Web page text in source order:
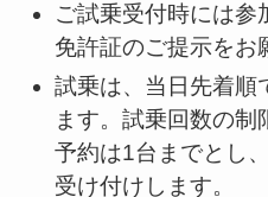
ご試乗受付時には参
免許証のご提示をお
試乗は、当日先着順
ます。試乗回数の
予約は1台までとし
受け付けします。